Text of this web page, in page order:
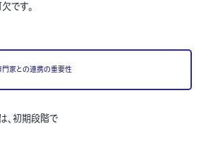
です。
家との連携の重要性
、初期段階で